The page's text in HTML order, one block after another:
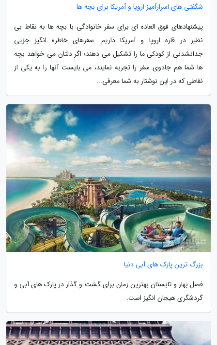
شگفتی های اسرارآمیز اروپا و آمریکا برای بچه ها
پیشنهادهای فوق العاده ای برای سفر خانوادگی با بچه ها به نقاط بی
نظیر در قاره اروپا و آمریکا داریم. سفرهای خاطره انگیز جزیی
جدانشدنی از کودکی ما را تشکیل می دهند؛ اگر دلتان می خواهد بچه
ها شما هم جادوی سفر را تجربه نمایند، می بایست آنها را به یکی از
نقاطی که در این نوشتار به شما معرفی...
بزرگ ترین پارک های آبی دنیا
فصل بهار و تابستان بهترین زمان برای گشت و گذار در پارک های آبی و
گردشگری هیجان انگیز است.